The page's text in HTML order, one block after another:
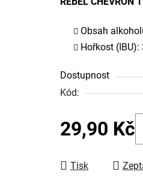
Obsah
Hořkost (IBU):
Dostupnost
Kód:
29,90 Kč
Tisk